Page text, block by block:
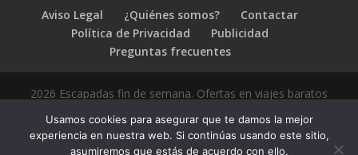
Aviso Legal ¿Quiénes somos?
Contactar
Política de Privacidad
Publicidad
Preguntas frecuentes
2026 Escapadas fin de semana. Ofertas en viajes baratos
Usamos cookies para asegurar que te damos la mejor
experiencia en nuestra web. Si continúas usando este sitio,
asumiremos que estás de acuerdo con ello.